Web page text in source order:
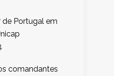
de Portugal em
comandantes